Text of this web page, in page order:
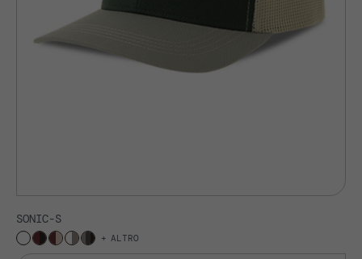
SONIC-S
ALTRO